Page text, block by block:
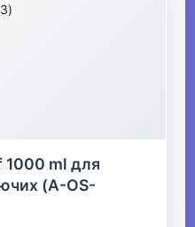
1000 ml для
(A-OS-